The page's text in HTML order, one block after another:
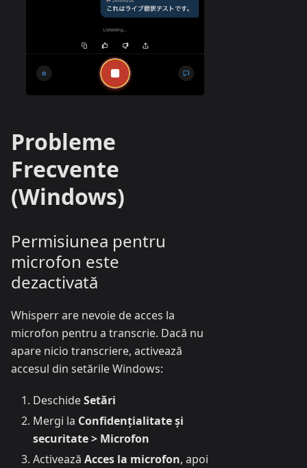
Probleme
Frecvente
(Windows)
Permisiunea pentru
microfon este
dezactivată
Whisperr are nevoie de acces la
microfon pentru a transcrie. Dacă nu
apare nicio transcriere, activează
accesul din setările Windows:
DeschideSetări
Mergi la Confidențialitate și
securitate > Microfon
Activează Acces la microfon, apoi